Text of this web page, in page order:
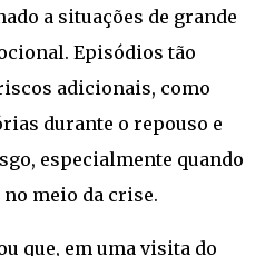
a situações de grande
Episódios tão
adicionais, como
durante o repouso e
especialmente quando
meio da crise.
que, em uma visita do